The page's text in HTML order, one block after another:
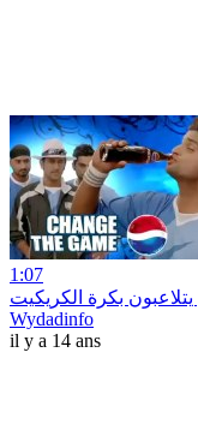
1:07
بكرة الكريكيت
Wydadinfo
il y a 14 ans